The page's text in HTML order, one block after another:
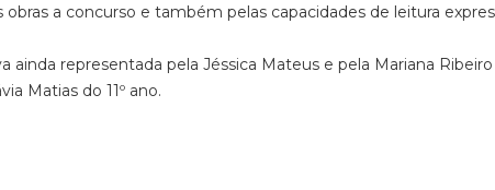
a concurso e também pelas capacidades de leitura
ainda representada pela Jéssica Mateus e pela Mariana
Matias do 11º ano.